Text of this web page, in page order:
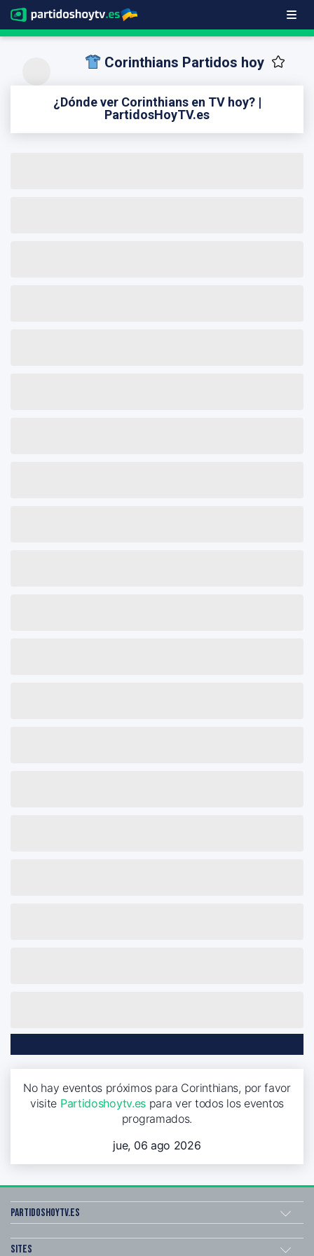
Corinthians Partidos hoy
¿Dónde ver Corinthians en TV hoy? |
PartidosHoyTV.es
No hay eventos próximos para Corinthians, por favor
visite Partidoshoytv.es para ver todos los eventos
programados.
jue, 06 ago 2026
Partidoshoytv.es
Sites